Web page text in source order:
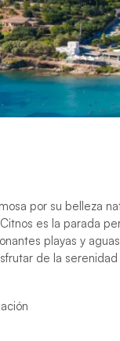
por su belleza
es la parada
playas y
de la